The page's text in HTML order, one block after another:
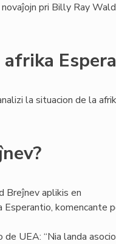
pri Billy Ray
la situacion de la
Breĵnev aplikis en
komencante
UEA: “Nia landa